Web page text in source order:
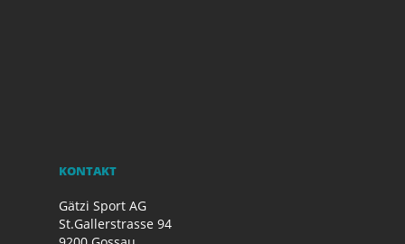
KONTAKT
Gätzi Sport AG
St.Gallerstrasse 94